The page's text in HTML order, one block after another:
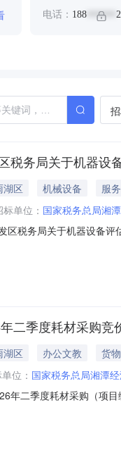
电话： 188******
税务局关于机器设
湖区 机械设备
服务
标单位： 国家税务总局湘
区税务局关于机器设备
术开发区（九华）报价
二季度耗材采购竞
湖区 办公文教
货物
位： 国家税务总局湘潭
年二季度耗材采购（项
2026-07-1309:34-2026-